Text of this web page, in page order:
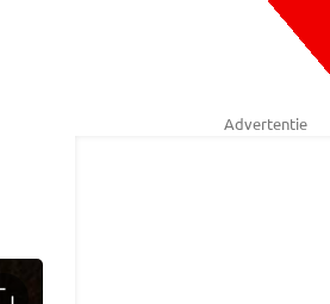
Advertentie